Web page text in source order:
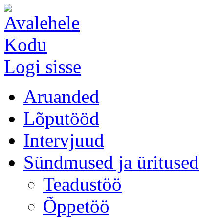
Kodu
Logi sisse
Aruanded
Lõputööd
Intervjuud
Sündmused ja üritused
Teadustöö
Õppetöö